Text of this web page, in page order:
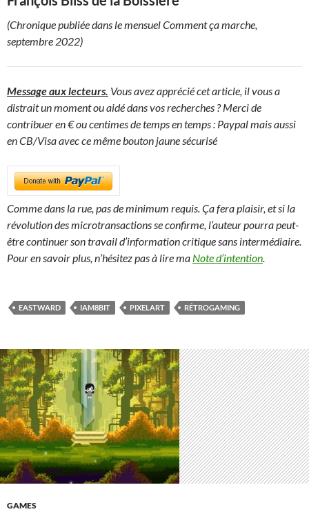
(Chronique publiée dans le mensuel Comment ça marche,
septembre 2022)
Message aux lecteurs. Vous avez apprécié cet article, il vous a
distrait un moment ou aidé dans vos recherches ? Merci de
contribuer en € ou centimes de temps en temps : Paypal mais aussi
en CB/Visa avec ce même bouton jaune sécurisé
Comme dans la rue, pas de minimum requis. Ça fera plaisir, et si la
révolution des microtransactions se confirme, l’auteur pourra peut-
être continuer son travail d’information critique sans intermédiaire.
Pour en savoir plus, n’hésitez pas à lire ma Note d’intention.
EASTWARD IAM8BIT PIXELART RÉTROGAMING
GAMES